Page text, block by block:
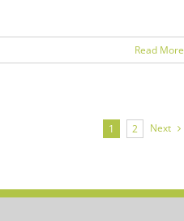
Read More
1 2 Next